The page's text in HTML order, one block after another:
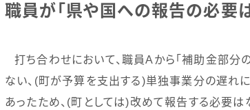
職員が「県や国への報告の必要
打ち合わせにおいて、職員A から「補助金部分
ない、 (町が予算を支出する)単独事業分の遅れ
あったため、 (町としては)改めて報告する必要は